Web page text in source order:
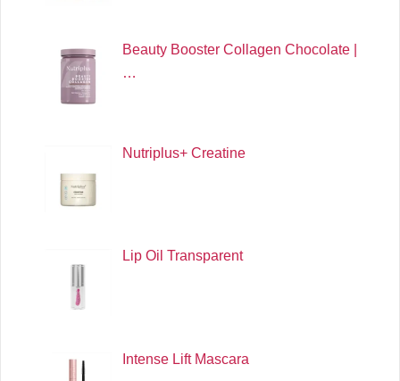
Beauty Booster Collagen Chocolate |
…
Nutriplus+ Creatine
Lip Oil Transparent
Intense Lift Mascara